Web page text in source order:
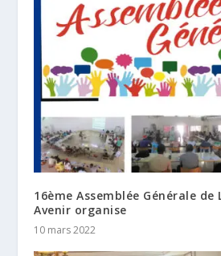
16ème Assemblée Générale de
Avenir organise
10 mars 2022